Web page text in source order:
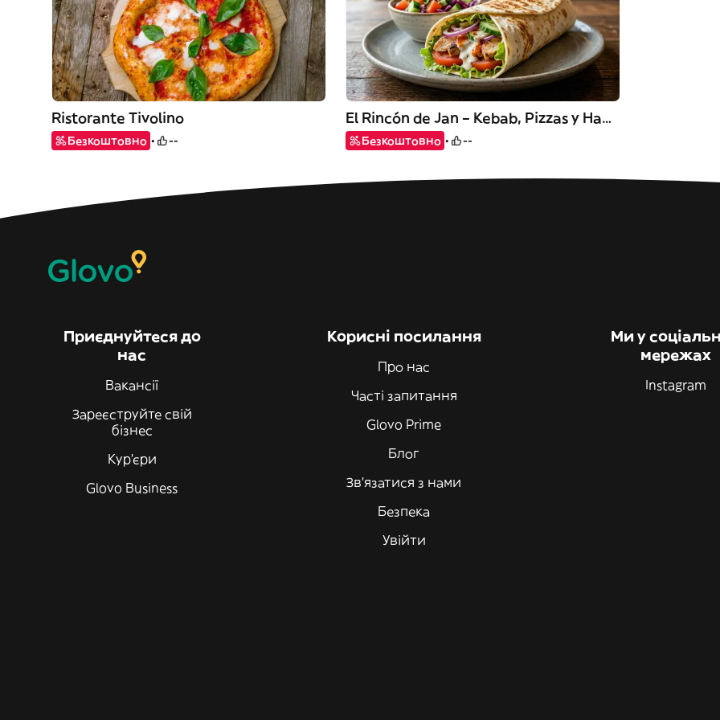
Ristorante Tivolino
Безкоштовно --
El Rincón de Jan – Kebab, Pizzas y Hamburguesas
Безкоштовно --
Приєднуйтеся до
нас
Вакансії
Зареєструйте свій
бізнес
Кур'єри
Glovo Business
Корисні посилання
Про нас
Часті запитання
Glovo Prime
Блог
Зв'язатися з нами
Безпека
Увійти
Ми у
мережах
Instagram